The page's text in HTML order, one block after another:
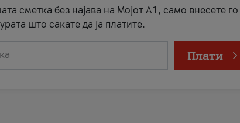
сметка без најава на Мојот А1, само внесете го
што сакате да ја платите.
Плати